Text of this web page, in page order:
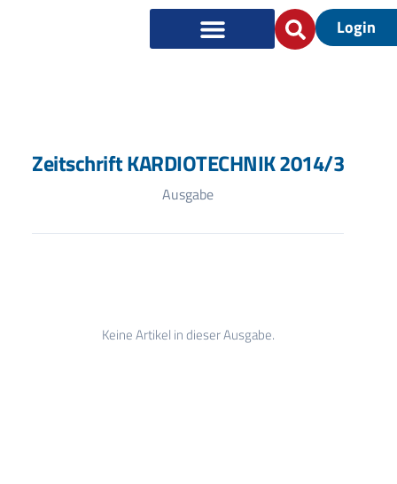
Login
Zeitschrift KARDIOTECHNIK 2014/3
Ausgabe
Keine Artikel in dieser Ausgabe.